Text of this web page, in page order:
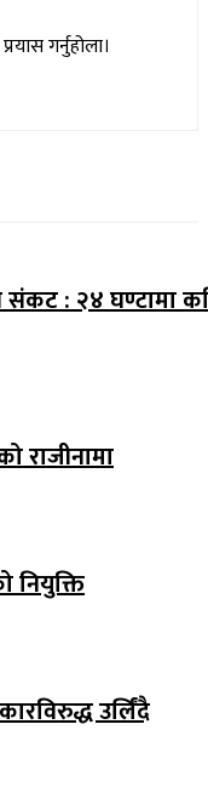
गर्नुहोला।
संकट : २४ घण्टामा
राजीनामा
नियुक्ति
उर्लिंदै